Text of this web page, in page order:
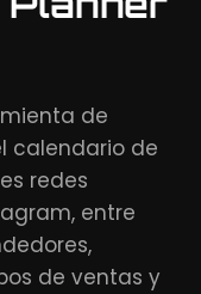
de
calendario de
redes
entre
de ventas y